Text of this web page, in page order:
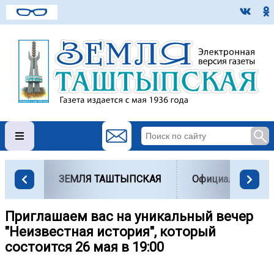
ЗЕМЛЯ ТАШТЫПСКАЯ Официально
Приглашаем вас на уникальный вечер
"Неизвестная история", который
состоится 26 мая в 19:00